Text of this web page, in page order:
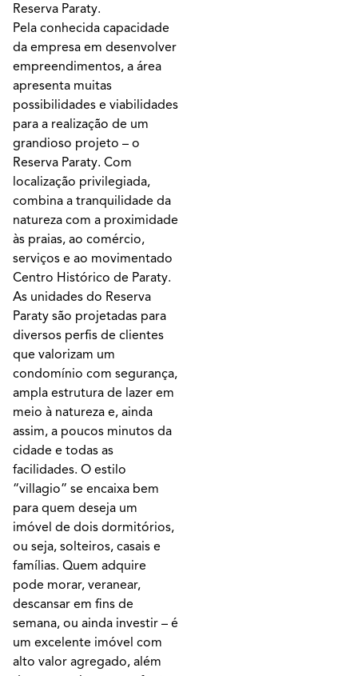
Reserva Paraty.
Pela conhecida capacidade
da empresa em desenvolver
empreendimentos, a área
apresenta muitas
possibilidades e viabilidades
para a realização de um
grandioso projeto – o
Reserva Paraty. Com
localização privilegiada,
combina a tranquilidade da
natureza com a proximidade
às praias, ao comércio,
serviços e ao movimentado
Centro Histórico de Paraty.
As unidades do Reserva
Paraty são projetadas para
diversos perfis de clientes
que valorizam um
condomínio com segurança,
ampla estrutura de lazer em
meio à natureza e, ainda
assim, a poucos minutos da
cidade e todas as
facilidades. O estilo
“villagio” se encaixa bem
para quem deseja um
imóvel de dois dormitórios,
ou seja, solteiros, casais e
famílias. Quem adquire
pode morar, veranear,
descansar em fins de
semana, ou ainda investir – é
um excelente imóvel com
alto valor agregado, além